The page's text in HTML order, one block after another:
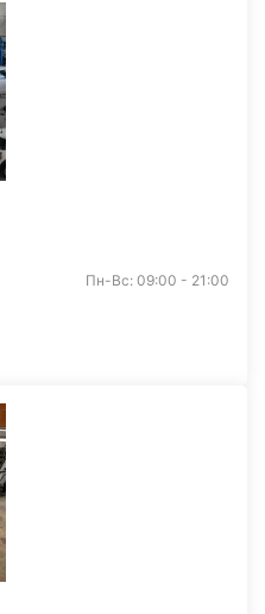
Пн-Вс: 09:00 - 21:00